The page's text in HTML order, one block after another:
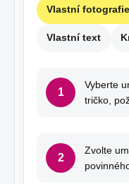
Vlastní fotografie
Vlastní text
1
Vyberte
tričko,
2
Zvolte